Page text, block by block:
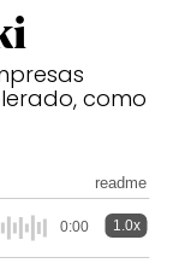
como
readme
0:00 1.0x